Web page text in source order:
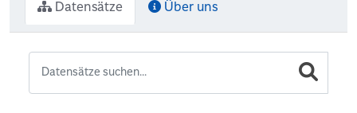
Datensätze Über uns